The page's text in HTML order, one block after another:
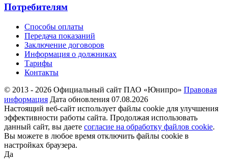
Потребителям
Способы оплаты
Передача показаний
Заключение договоров
Информация о должниках
Тарифы
Контакты
© 2013 - 2026 Официальный сайт ПАО «Юнипро» Правовая
информация Дата обновления 07.08.2026
Настоящий веб-сайт использует файлы cookie для улучшения
эффективности работы сайта. Продолжая использовать
данный сайт, вы даете согласие на обработку файлов cookie.
Вы можете в любое время отключить файлы cookie в
настройках браузера.
Да